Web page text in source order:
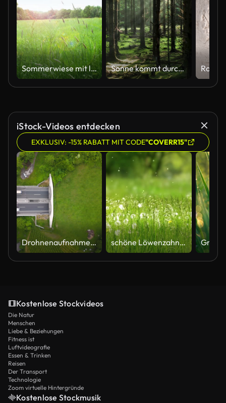
Sommerwiese mit langem Gras, das sanft im Wind weht. Sonne kommt durch die Bäume
iStock-Videos entdecken
EXKLUSIV: -15% RABATT MIT CODE"COVERR15"
Drohnenaufnahme von oben, in der Fahrzeuge in einen zweispurigen Autobahntunnel fahren, der von dichter grüner Landschaft begrenzt ist schöne Löwenzahnwiese mit fliegender Blasballpartikel-Animation, Bestäubung im Sommer Naturszene auf Pollenallergie-Saison für Gartenarbeit, Apotheke und Urlaub
Kostenlose Stockvideos
Die Natur
Menschen
Liebe & Beziehungen
Fitness ist
Luftvideografie
Essen & Trinken
Reisen
Der Transport
Technologie
Zoom virtuelle Hintergründe
Kostenlose Stockmusik